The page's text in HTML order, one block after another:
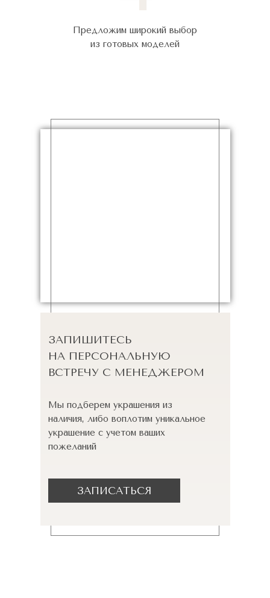
Предложим широкий выбор
из готовых моделей
ЗАПИШИТЕСЬ
НА ПЕРСОНАЛЬНУЮ
ВСТРЕЧУ С МЕНЕДЖЕРОМ
Мы подберем украшения из
наличия, либо воплотим уникальное
украшение с учетом ваших
пожеланий
ЗАПИСАТЬСЯ